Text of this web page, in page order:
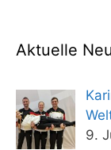
Aktuelle
9.